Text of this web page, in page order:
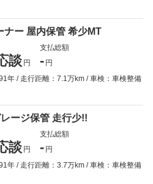
ナー 屋内保管 希少MT
談 円
支払総額
- 円
年
走行距離：7.1万km
車検：車検整備
ージ保管 走行少!!
談 円
支払総額
- 円
年
走行距離：3.7万km
車検：車検整備